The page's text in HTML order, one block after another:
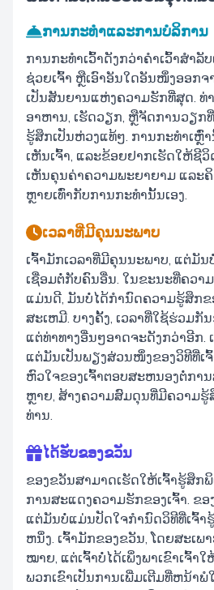
ການກະທໍາແລະການບໍລິການ
ການກະທຳເວົ້າດັງກວ່າຄຳເວົ້າສຳລັ
ຊ່ວຍເຈົ້າ ຫຼືເອົາອັນໃດອັນໜຶ່ງອອກຈ
ເປັນສັນຍານແຫ່ງຄວາມຮັກທີ່ສຸດ. ທ່
ອາຫານ, ເຮັດວຽກ, ຫຼືຈັດການວຽກ
ຮູ້ສຶກເປັນຫ່ວງແທ້ໆ. ການກະທໍາເຫຼົ່
ເຫັນເຈົ້າ, ແລະຂ້ອຍຢາກເຮັດໃຫ້ຊີວິ
ເຫັນຄຸນຄ່າຄວາມພະຍາຍາມ ແລະ
ຫຼາຍເທົ່າກັບການກະທຳນັ້ນເອງ.
ເວລາທີ່ມີຄຸນນະພາບ
ເຈົ້າມັກເວລາທີ່ມີຄຸນນະພາບ, ແຕ່ມັ
ເຊື່ອມຕໍ່ກັບຄົນອື່ນ. ໃນຂະນະທີ່ຄວາ
ແມ່ນດີ, ມັນບໍ່ໄດ້ກໍານົດຄວາມຮູ້ສຶກຂ
ສະເຫມີ. ບາງຄັ້ງ, ເວລາທີ່ໃຊ້ຮ່ວມ
ແຕ່ທ່າທາງອື່ນໆອາດຈະດັງກວ່າອີກ.
ແຕ່ມັນເປັນພຽງສ່ວນໜຶ່ງຂອງວິທີທີ່ເ
ຫົວໃຈຂອງເຈົ້າຕອບສະຫນອງຕໍ່ກາ
ຫຼາຍ, ສ້າງຄວາມສົມດຸນທີ່ມີຄວາມ
ທ່ານ.
ໄດ້ຮັບຂອງຂວັນ
ຂອງຂວັນສາມາດເຮັດໃຫ້ເຈົ້າຮູ້ສຶກ
ການສະແດງຄວາມຮັກຂອງເຈົ້າ. ຂ
ແຕ່ມັນບໍ່ແມ່ນປັດໃຈກໍານົດວິທີທີ່ເຈົ້
ຫນຶ່ງ. ເຈົ້າມັກຂອງຂວັນ, ໂດຍສະເ
ໝາຍ, ແຕ່ເຈົ້າບໍ່ໄດ້ເພິ່ງພາເຂົາເຈົ້າ
ພວກເຂົາເປັນການເພີ່ມເຕີມທີ່ຫນ້າພໍ